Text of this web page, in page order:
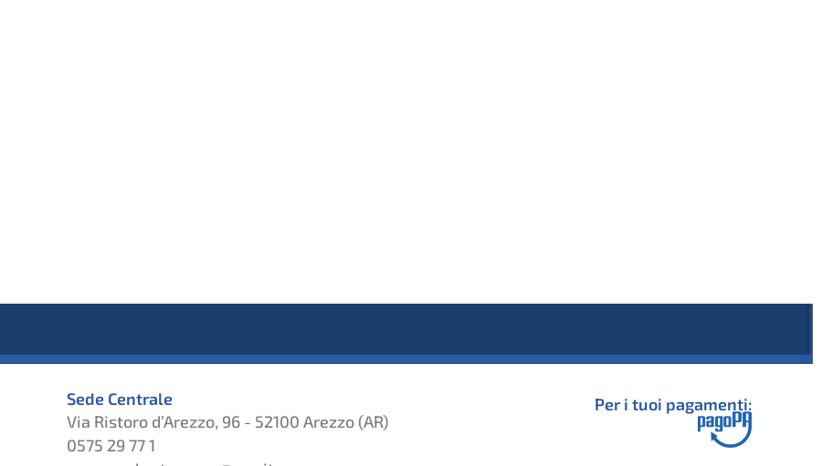
Sede Centrale
Via Ristoro d’Arezzo, 96 - 52100 Arezzo (AR)
0575 29 77 1
Per i tuoi pagamenti: